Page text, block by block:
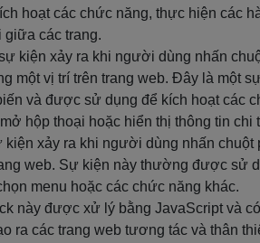
hoạt các chức năng, thực hiện các
giữa các trang.
kiện xảy ra khi người dùng nhấn
một vị trí trên trang web. Đây là một
và được sử dụng để kích hoạt các
hộp thoại hoặc hiển thị thông tin chi
kiện xảy ra khi người dùng nhấn chuột
web. Sự kiện này thường được sử
menu hoặc các chức năng khác.
này được xử lý bằng JavaScript và
ra các trang web tương tác và thân